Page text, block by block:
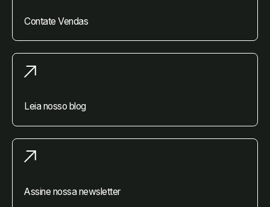
Contate Vendas
Leia nosso blog
Assine nossa newsletter